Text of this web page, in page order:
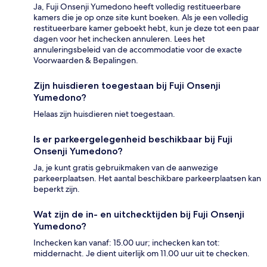
Ja, Fuji Onsenji Yumedono heeft volledig restitueerbare
kamers die je op onze site kunt boeken. Als je een volledig
restitueerbare kamer geboekt hebt, kun je deze tot een paar
dagen voor het inchecken annuleren. Lees het
annuleringsbeleid van de accommodatie voor de exacte
Voorwaarden & Bepalingen.
Zijn huisdieren toegestaan bij Fuji Onsenji
Yumedono?
Helaas zijn huisdieren niet toegestaan.
Is er parkeergelegenheid beschikbaar bij Fuji
Onsenji Yumedono?
Ja, je kunt gratis gebruikmaken van de aanwezige
parkeerplaatsen. Het aantal beschikbare parkeerplaatsen kan
beperkt zijn.
Wat zijn de in- en uitchecktijden bij Fuji Onsenji
Yumedono?
Inchecken kan vanaf: 15.00 uur; inchecken kan tot:
middernacht. Je dient uiterlijk om 11.00 uur uit te checken.